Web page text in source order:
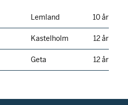
Lemland 10 år
Kastelholm 12 år
Geta 12 år